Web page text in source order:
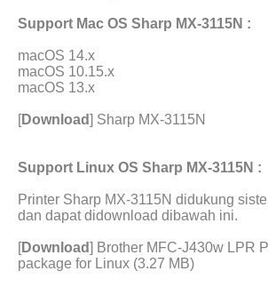
Support Mac OS Sharp MX-3115N :
macOS 14.x
macOS 10.15.x
macOS 13.x
[Download] Sharp MX-3115N
Support Linux OS Sharp MX-3115N :
Printer Sharp MX-3115N didukung
dan dapat didownload dibawah ini.
[Download] Brother MFC-J430w LPR
package for Linux (3.27 MB)